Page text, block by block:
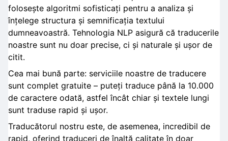
folosește algoritmi sofisticați pentru a analiza și
înțelege structura și semnificația textului
dumneavoastră. Tehnologia NLP asigură că traducerile
noastre sunt nu doar precise, ci și naturale și ușor de
citit.
Cea mai bună parte: serviciile noastre de traducere
sunt complet gratuite – puteți traduce până la 10.000
de caractere odată, astfel încât chiar și textele lungi
sunt traduse rapid și ușor.
Traducătorul nostru este, de asemenea, incredibil de
rapid, oferind traduceri de înaltă calitate în doar